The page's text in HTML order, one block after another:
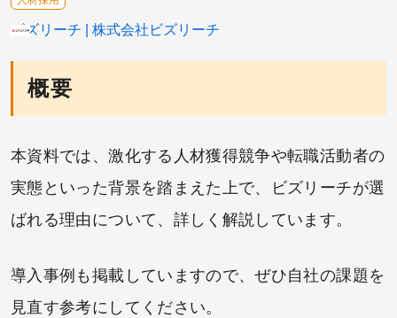
概要
本資料では、激化する人材獲得競争や転職活動者の
実態といった背景を踏まえた上で、ビズリーチが選
ばれる理由について、詳しく解説しています。
導入事例も掲載していますので、ぜひ自社の課題を
見直す参考にしてください。
ビズリーチ 株式会社ビズリーチ